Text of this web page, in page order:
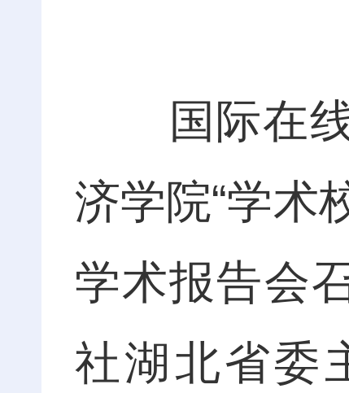
国际在线
济学院“学术
学术报告会
社湖北省委